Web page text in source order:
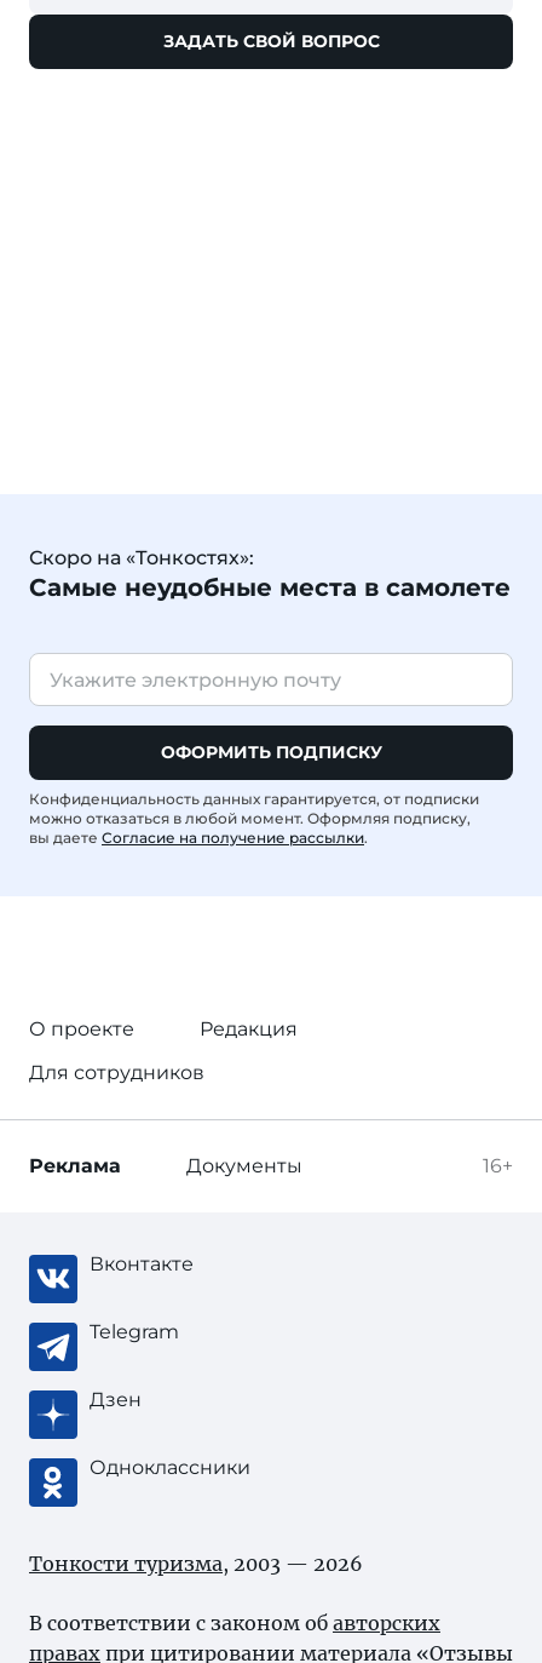
ЗАДАТЬ СВОЙ ВОПРОС
Скоро на «Тонкостях»:
Самые неудобные места в самолете
ОФОРМИТЬ ПОДПИСКУ
Конфиденциальность данных гарантируется, от подписки
можно отказаться в любой момент. Оформляя подписку,
вы даете Согласие на получение рассылки.
О проекте
Редакция
Для сотрудников
16+
Реклама Документы
Вконтакте
Telegram
Дзен
Одноклассники
Тонкости туризма, 2003 — 2026
В соответствии с законом об авторских
правах при цитировании материала «Отзывы